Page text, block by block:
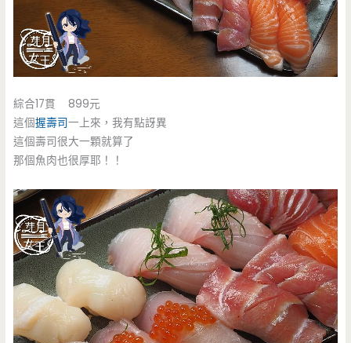
綜合17貫 899元
這個握壽司一上來，我有點訝異
這個壽司很大一顆就算了
那個魚肉也很厚耶！！